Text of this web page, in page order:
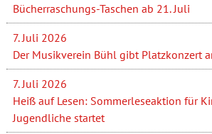
Bücherraschungs-Taschen ab 21. Juli
7. Juli 2026
Der Musikverein Bühl gibt Platzkonzert
7. Juli 2026
Heiß auf Lesen: Sommerleseaktion für
Jugendliche startet